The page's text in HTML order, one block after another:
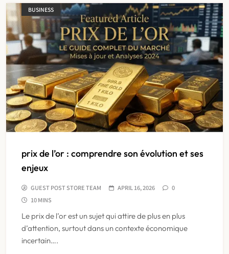
BUSINESS
prix de l’or : comprendre son évolution et ses
enjeux
GUEST POST STORE TEAM APRIL 16, 2026
0
10 MINS
Le prix de l’or est un sujet qui attire de plus en plus
d’attention, surtout dans un contexte économique
incertain….